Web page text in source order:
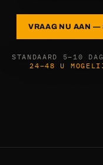
VRAAG NU AAN —
STANDAARD 5–10
24–48 U